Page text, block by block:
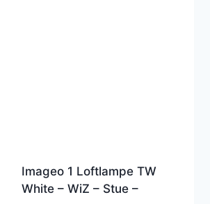
Imageo 1 Loftlampe TW
White – WiZ – Stue –